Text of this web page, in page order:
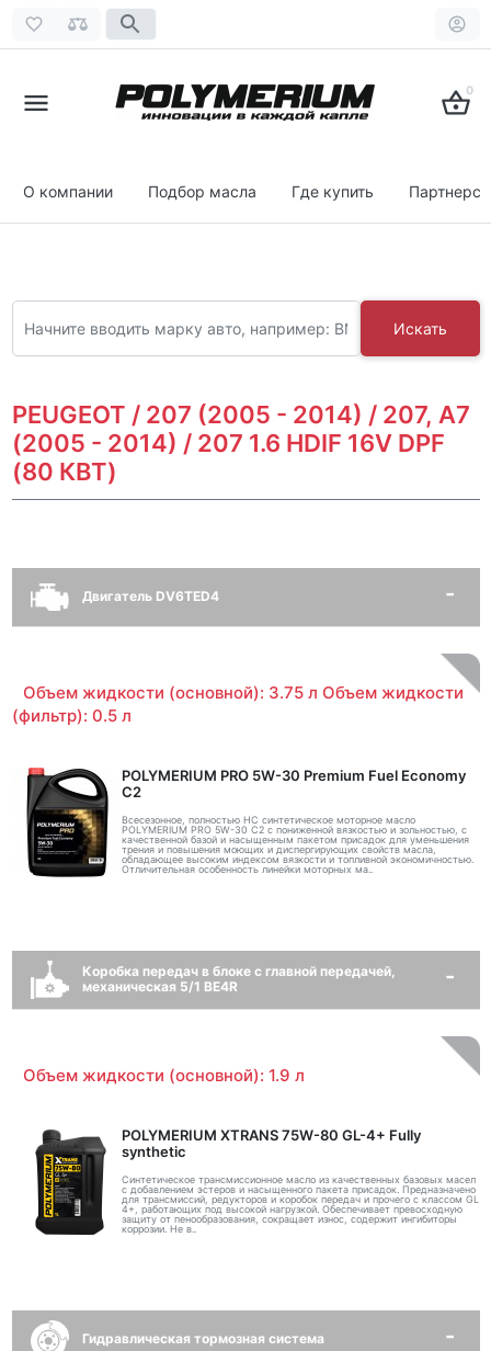
0
О компании Подбор масла Где купить
Искать
PEUGEOT / 207 (2005 - 2014) / 207, A7
(2005 - 2014) / 207 1.6 HDIF 16V DPF
(80 КВТ)
Двигатель DV6TED4
Объем жидкости (основной): 3.75 л Объем жидкости
(фильтр): 0.5 л
POLYMERIUM PRO 5W-30 Premium Fuel Economy
С2
Всесезонное, полностью HC синтетическое моторное масло
POLYMERIUM PRO 5W-30 C2 с пониженной вязкостью и зольностью, с
качественной базой и насыщенным пакетом присадок для уменьшения
трения и повышения моющих и диспергирующих свойств масла,
обладающее высоким индексом вязкости и топливной экономичностью.
Отличительная особенность линейки моторных ма..
Коробка передач в блоке с главной передачей,
механическая 5/1 BE4R
Объем жидкости (основной): 1.9 л
POLYMERIUM XTRANS 75W-80 GL-4+ Fully
synthetic
Синтетическое трансмиссионное масло из качественных базовых масел
с добавлением эстеров и насыщенного пакета присадок. Предназначено
для трансмиссий, редукторов и коробок передач и прочего с классом GL
4+, работающих под высокой нагрузкой. Обеспечивает превосходную
защиту от пенообразования, сокращает износ, содержит ингибиторы
коррозии. Не в..
Гидравлическая тормозная система